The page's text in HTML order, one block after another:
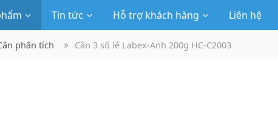
Tin tức Hỗ trợ khách hàng Liên hệ
phân tích Cân 3 số lẻ Labex-Anh 200g HC-C2003